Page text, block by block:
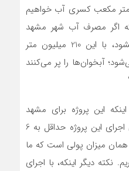
هم 100 میلیون متر مکعب کسری آب خواهیم
اگر مصرف آب شهر مشهد
همین مقدار بماند و بیشتر نشود، با این 210 میلیون متر
آبخوان‌ها را پر می‌کنند
این پروژه برای مشهد
کارساز نخواهد بود، گفت: برای اجرای این پروژه حداقل به 6
همان میزان پولی است که ما
نکته دیگر اینکه، با اجرای